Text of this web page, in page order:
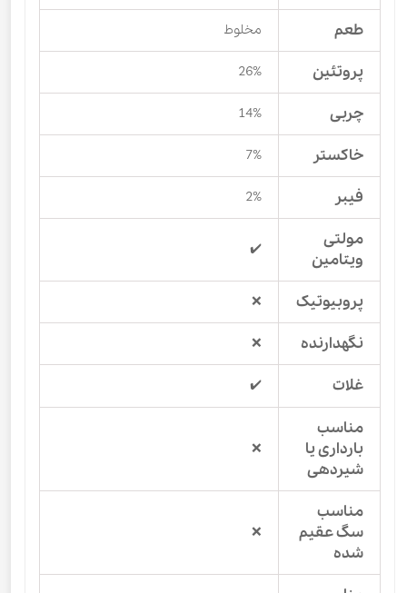
طعم مخلوط
پروتئین 26%
چربی 14%
خاکستر 7%
فیبر 2%
مولتی
ویتامین
✔️
پروبیوتیک ❌
نگهدارنده ❌
غلات ✔️
مناسب
بارداری یا
شیردهی
❌
مناسب
سگ عقیم
شده
❌